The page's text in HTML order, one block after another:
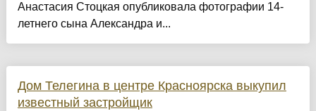
Анастасия Стоцкая опубликовала фотографии 14-
летнего сына Александра и...
Дом Телегина в центре Красноярска выкупил
известный застройщик